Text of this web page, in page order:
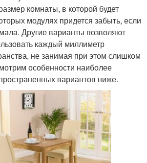
комнаты, в которой будет
модулях придется забыть, если
Другие варианты позволяют
каждый миллиметр
не занимая при этом слишком
особенности наиболее
вариантов ниже.